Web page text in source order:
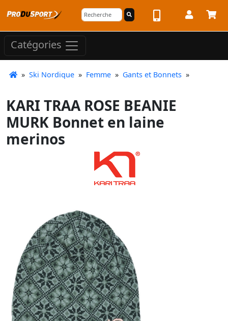
Catégories
» Ski Nordique » Femme » Gants et Bonnets »
KARI TRAA ROSE BEANIE
MURK Bonnet en laine
merinos